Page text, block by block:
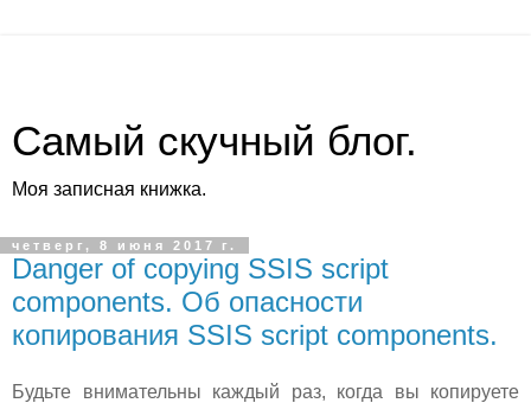
Самый скучный блог.
Моя записная книжка.
четверг, 8 июня 2017 г.
Danger of copying SSIS script
components. Об опасности
копирования SSIS script components.
Будьте внимательны каждый раз, когда вы копируете